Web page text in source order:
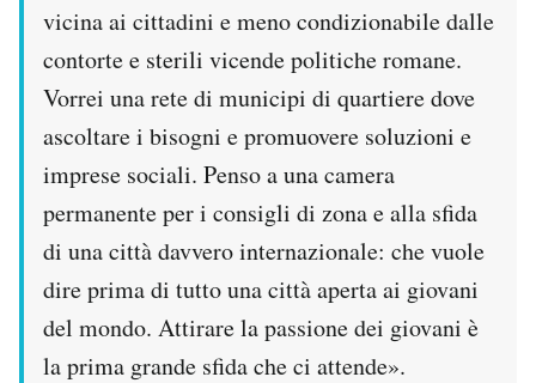
vicina ai cittadini e meno condizionabile dalle
contorte e sterili vicende politiche romane.
Vorrei una rete di municipi di quartiere dove
ascoltare i bisogni e promuovere soluzioni e
imprese sociali. Penso a una camera
permanente per i consigli di zona e alla sfida
di una città davvero internazionale: che vuole
dire prima di tutto una città aperta ai giovani
del mondo. Attirare la passione dei giovani è
la prima grande sfida che ci attende».